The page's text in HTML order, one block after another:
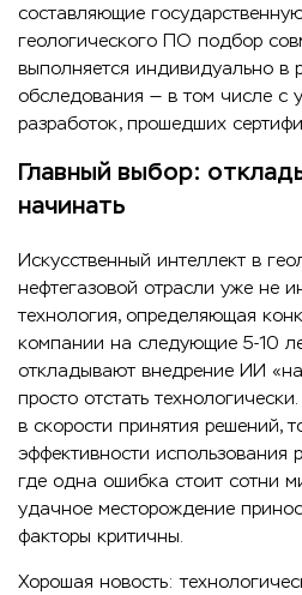
составляющие
геологического ПО подбор
выполняется индивидуально в
обследования — в том числе с
разработок, прошедших
Главный выбор:
начинать
Искусственный интеллект в
нефтегазовой отрасли уже не
технология, определяющая
компании на следующие 5-10
откладывают внедрение ИИ
просто отстать
в скорости принятия решений,
эффективности использования
где одна ошибка стоит сотни
удачное месторождение
факторы критичны.
Хорошая новость: